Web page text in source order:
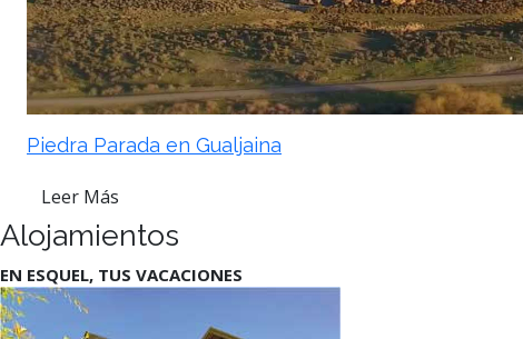
Piedra Parada en Gualjaina
Leer Más
Alojamientos
EN ESQUEL, TUS VACACIONES